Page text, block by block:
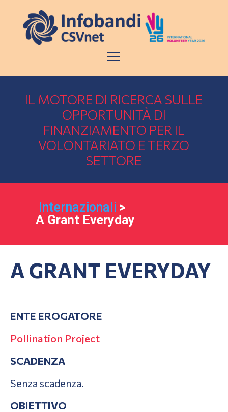
IL MOTORE DI RICERCA SULLE
OPPORTUNITÀ DI
FINANZIAMENTO PER IL
VOLONTARIATO E TERZO
SETTORE
Internazionali >
A Grant Everyday
A GRANT EVERYDAY
ENTE EROGATORE
Pollination Project
SCADENZA
Senza scadenza.
OBIETTIVO